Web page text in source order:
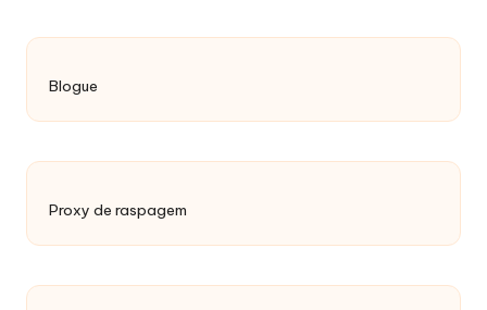
Blogue
Proxy de raspagem